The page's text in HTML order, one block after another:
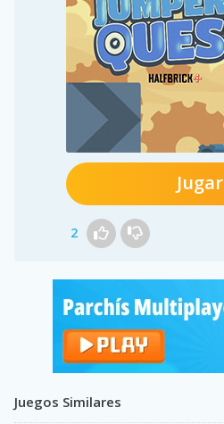
Jugar
2
Juegos Similares